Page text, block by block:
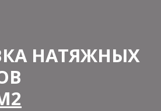
НАТЯЖНЫХ